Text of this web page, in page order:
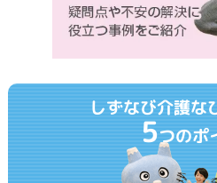
しずなび介護な
5つのポ